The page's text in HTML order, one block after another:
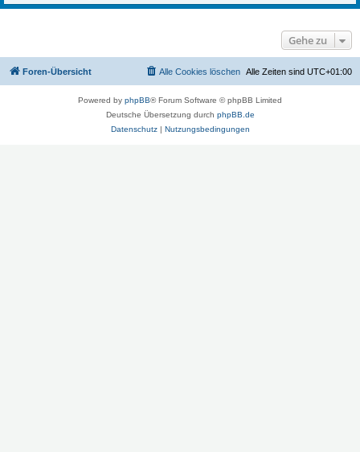
Gehe zu
Foren-Übersicht Alle Zeiten sind UTC+01:00
Alle Cookies löschen
Powered by phpBB® Forum Software © phpBB Limited
Deutsche Übersetzung durch phpBB.de
Datenschutz| Nutzungsbedingungen